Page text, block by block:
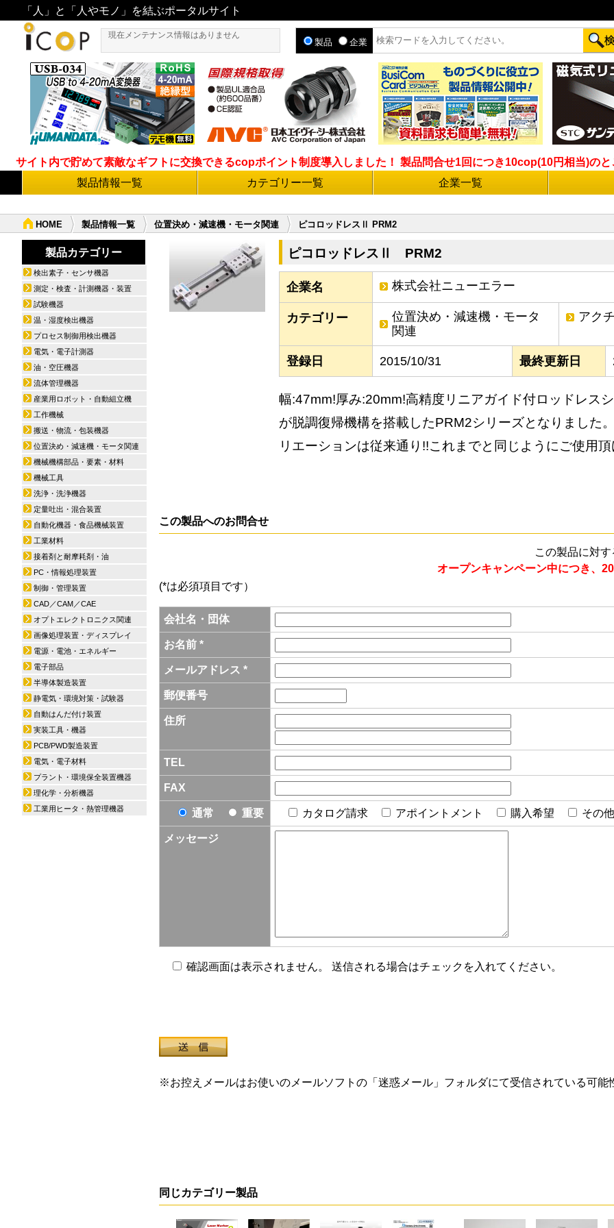
「人」と「人やモノ」を結ぶポータルサイト
現在メンテナンス情報はありません
製品 企業
サイト内で貯めて素敵なギフトに交換できるcopポイント制度導入しました！ 製品問合せ1回につき10cop(10円相当)の
製品情報一覧
カテゴリー一覧 企業一覧
HOME 製品情報一覧 位置決め・減速機・モータ関連 ピコロッドレスⅡ PRM2
ピコロッドレスⅡ PRM2
企業名 株式会社ニューエラー
カテゴリー
位置決め・減速機・モータ
関連
アク
登録日 2015/10/31 最終更新日
幅:47mm!厚み:20mm!高精度リニアガイド付ロッドレス
が脱調復帰機構を搭載したPRM2シリーズとなりました
リエーションは従来通り!!これまでと同じようにご使用
この製品へのお問合せ
この製品に対
オープンキャンペーン中につき、
(*は必須項目です）
会社名・団体
お名前 *
メールアドレス *
郵便番号
住所
TEL
FAX
通常 重要 カタログ請求 アポイントメント 購入希望 その他
メッセージ
確認画面は表示されません。 送信される場合はチェックを入れてください。
※お控えメールはお使いのメールソフトの「迷惑メール」フォルダにて受信されている可能
同じカテゴリー製品
製品カテゴリー
検出素子・センサ機器
測定・検査・計測機器・装置
試験機器
温・湿度検出機器
プロセス制御用検出機器
電気・電子計測器
油・空圧機器
流体管理機器
産業用ロボット・自動組立機
工作機械
搬送・物流・包装機器
位置決め・減速機・モータ関連
機械機構部品・要素・材料
機械工具
洗浄・洗浄機器
定量吐出・混合装置
自動化機器・食品機械装置
工業材料
接着剤と耐摩耗剤・油
PC・情報処理装置
制御・管理装置
CAD／CAM／CAE
オプトエレクトロニクス関連
画像処理装置・ディスプレイ
電源・電池・エネルギー
電子部品
半導体製造装置
静電気・環境対策・試験器
自動はんだ付け装置
実装工具・機器
PCB/PWD製造装置
電気・電子材料
プラント・環境保全装置機器
理化学・分析機器
工業用ヒータ・熱管理機器